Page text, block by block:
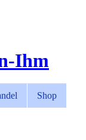
Ihm
Shop